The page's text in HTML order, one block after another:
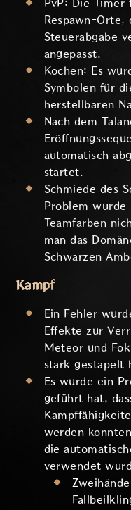
PvP: Die Timer
Respawn-Orte,
Steuerabgabe
angepasst.
Kochen: Es
Symbolen für
herstellbaren
Nach dem
automatisch
startet.
Schmiede des
Problem wurde
Teamfarben
man das
Schwarzen
Kampf
Ein Fehler
Effekte zur
Meteor und
stark gestapelt
Es wurde ein
geführt hat,
werden
die
verwendet